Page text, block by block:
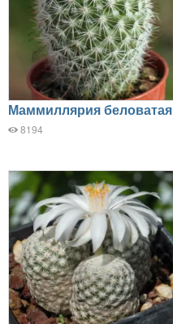
Маммиллярия беловатая
8194